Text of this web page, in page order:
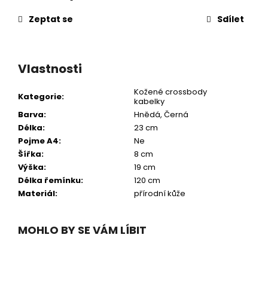
Zeptat se
Sdílet
Vlastnosti
Kategorie:
Kožené crossbody
kabelky
Barva: Hnědá, Černá
Délka:
23 cm
Pojme A4:
Ne
Šířka:
8 cm
Výška:
19 cm
Délka řemínku:
120 cm
Materiál: přírodní kůže
MOHLO BY SE VÁM LÍBIT